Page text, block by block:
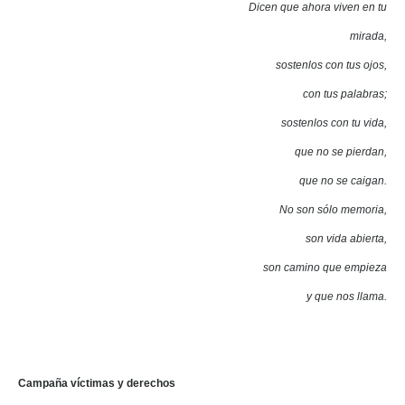
Dicen que ahora viven en tu
mirada,
sostenlos con tus ojos,
con tus palabras;
sostenlos con tu vida,
que no se pierdan,
que no se caigan.
No son sólo memoria,
son vida abierta,
son camino que empieza
y que nos llama.
Campaña víctimas y derechos